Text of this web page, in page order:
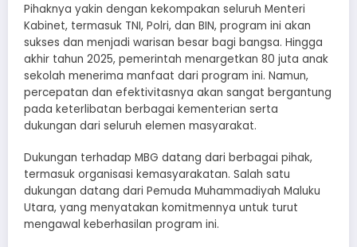
Pihaknya yakin dengan kekompakan seluruh Menteri
Kabinet, termasuk TNI, Polri, dan BIN, program ini akan
sukses dan menjadi warisan besar bagi bangsa. Hingga
akhir tahun 2025, pemerintah menargetkan 80 juta anak
sekolah menerima manfaat dari program ini. Namun,
percepatan dan efektivitasnya akan sangat bergantung
pada keterlibatan berbagai kementerian serta
dukungan dari seluruh elemen masyarakat.
Dukungan terhadap MBG datang dari berbagai pihak,
termasuk organisasi kemasyarakatan. Salah satu
dukungan datang dari Pemuda Muhammadiyah Maluku
Utara, yang menyatakan komitmennya untuk turut
mengawal keberhasilan program ini.